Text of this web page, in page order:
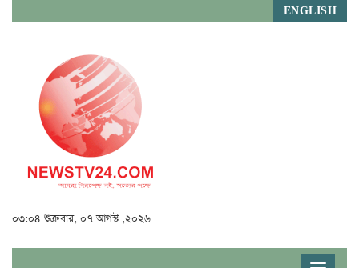
ENGLISH
০৩:০৪ শুক্রবার, ০৭ আগস্ট ,২০২৬